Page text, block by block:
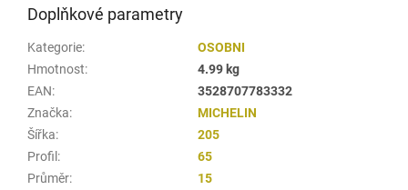
Doplňkové parametry
Kategorie:
OSOBNI
Hmotnost:
4.99 kg
EAN:
3528707783332
Značka:
MICHELIN
Šířka:
205
Profil :
65
Průměr:
15